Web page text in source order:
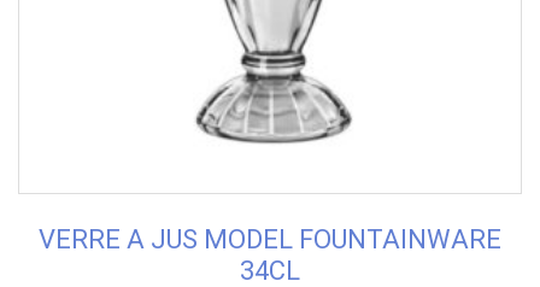
VERRE A JUS MODEL FOUNTAINWARE
34CL